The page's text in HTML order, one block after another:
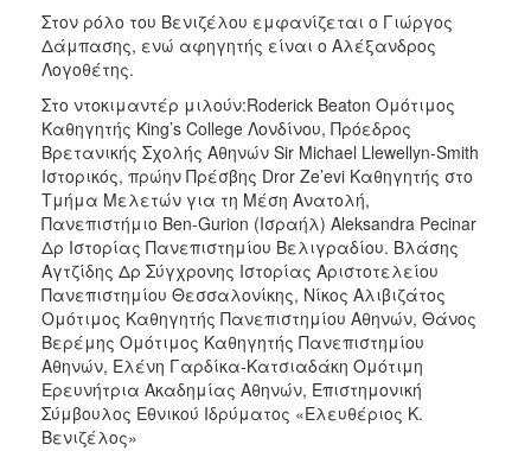
Στον ρόλο του Βενιζέλου εμφανίζεται ο Γιώργος
Δάμπασης, ενώ αφηγητής είναι ο Αλέξανδρος
Λογοθέτης.
Στο ντοκιμαντέρ μιλούν:Roderick Beaton Ομότιμος
Καθηγητής King’s College Λονδίνου, Πρόεδρος
Βρετανικής Σχολής Αθηνών Sir Michael Llewellyn-Smith
Ιστορικός, πρώην Πρέσβης Dror Ze’evi Καθηγητής στο
Τμήμα Μελετών για τη Μέση Ανατολή,
Πανεπιστήμιο Ben-Gurion (Ισραήλ) Aleksandra Pecinar
Δρ Ιστορίας Πανεπιστημίου Βελιγραδίου. Βλάσης
Αγτζίδης Δρ Σύγχρονης Ιστορίας Αριστοτελείου
Πανεπιστημίου Θεσσαλονίκης, Νίκος Αλιβιζάτος
Ομότιμος Καθηγητής Πανεπιστημίου Αθηνών, Θάνος
Βερέμης Ομότιμος Καθηγητής Πανεπιστημίου
Αθηνών, Ελένη Γαρδίκα-Κατσιαδάκη Ομότιμη
Ερευνήτρια Ακαδημίας Αθηνών, Επιστημονική
Σύμβουλος Εθνικού Ιδρύματος «Ελευθέριος Κ.
Βενιζέλος»